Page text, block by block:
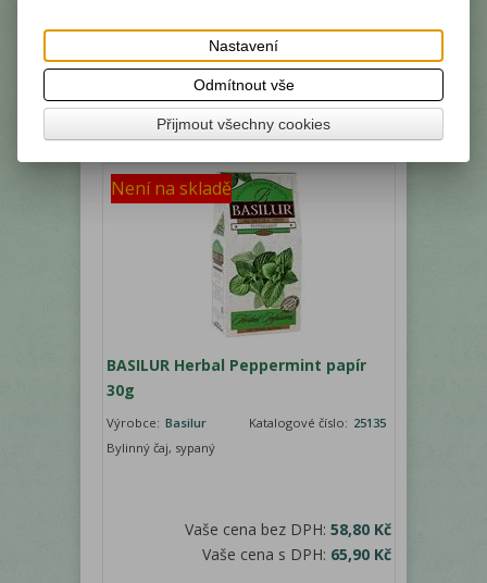
Vaše cena bez DPH:62,40 Kč
Vaše cena s DPH:69,90 Kč
Není na skladě
BASILUR Herbal Peppermint papír
30g
Výrobce: Basilur Katalogové číslo: 25135
Bylinný čaj, sypaný
Vaše cena bez DPH:58,80 Kč
Vaše cena s DPH: 65,90 Kč
Nastavení
Odmítnout vše
Přijmout všechny cookies